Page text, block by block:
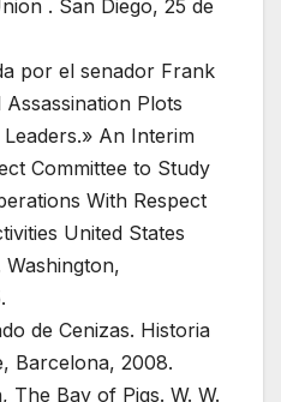
. San Diego, 25 de
por el senador Frank
Plots
An Interim
Committee to Study
With Respect
United States
Washington,
de Cenizas. Historia
Barcelona, 2008.
The Bay of Pigs. W. W.